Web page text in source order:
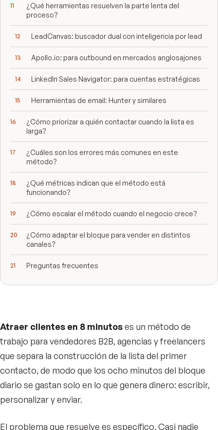
¿Qué herramientas resuelven la parte lenta del
proceso?
LeadCanvas: buscador dual con inteligencia por lead
Apollo.io: para outbound en mercados anglosajones
LinkedIn Sales Navigator: para cuentas estratégicas
Herramientas de email: Hunter y similares
¿Cómo priorizar a quién contactar cuando la lista es
larga?
¿Cuáles son los errores más comunes en este
método?
¿Qué métricas indican que el método está
funcionando?
¿Cómo escalar el método cuando el negocio crece?
¿Cómo adaptar el bloque para vender en distintos
canales?
Preguntas frecuentes
Atraer clientes en 8 minutoses un método de
trabajo para vendedores B2B, agencias y freelancers
que separa la construcción de la lista del primer
contacto, de modo que los ocho minutos del bloque
diario se gastan solo en lo que genera dinero: escribir,
personalizar y enviar.
El problema que resuelve es específico. Casi nadie